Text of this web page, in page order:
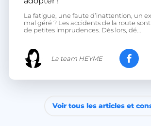
La fatigue, une faute d’inattention, un
mal géré ? Les accidents de la route
de petites imprudences. Dès lors, dé...
La team HEYME
Voir tous les articles et